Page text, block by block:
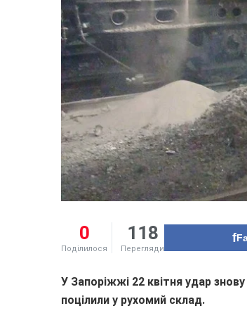
0
Поділилося
118
Перегляди
У Запоріжжі 22 квітня удар
поцілили у рухомий склад.